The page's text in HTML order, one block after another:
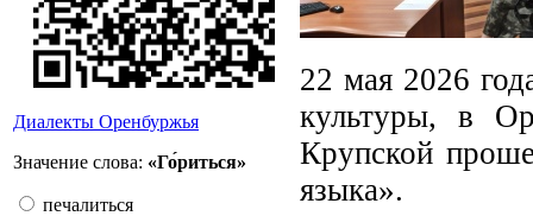
Диалекты Оренбуржья
Значение слова: «Го́риться»
печалиться
22 мая 2026
культуры, в
Крупской
языка».